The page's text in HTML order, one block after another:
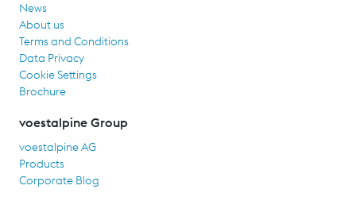
News
About us
Terms and Conditions
Data Privacy
Cookie Settings
Brochure
voestalpine Group
voestalpine AG
Products
Corporate Blog